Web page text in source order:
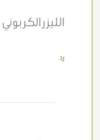
الليزر
رد